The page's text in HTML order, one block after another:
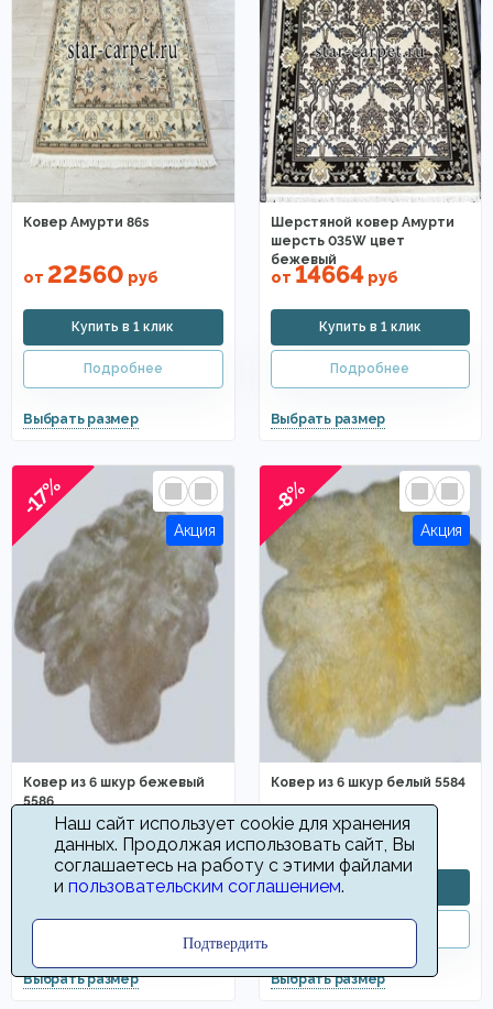
Ковер Амурти 86s
от 22560 руб
Шерстяной ковер Амурти
шерсть 035W цвет
бежевый
от 14664руб
-17%
Ковер из 6 шкур бежевый
5586
32400руб
-8%
Ковер из 6 шкур белый 5584
от36000руб
Наш сайт использует cookie для хранения
данных. Продолжая использовать сайт, Вы
соглашаетесь на работу с этими файлами
и пользовательским соглашением.
Подтвердить